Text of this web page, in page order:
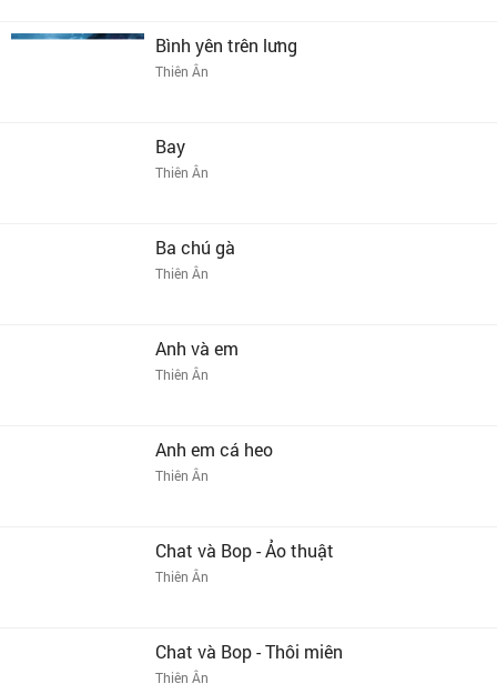
Bình yên trên lưng
Thiên Ân
Bay
Thiên Ân
Ba chú gà
Thiên Ân
Anh và em
Thiên Ân
Anh em cá heo
Thiên Ân
Chat và Bop - Ảo thuật
Thiên Ân
Chat và Bop - Thôi miên
Thiên Ân